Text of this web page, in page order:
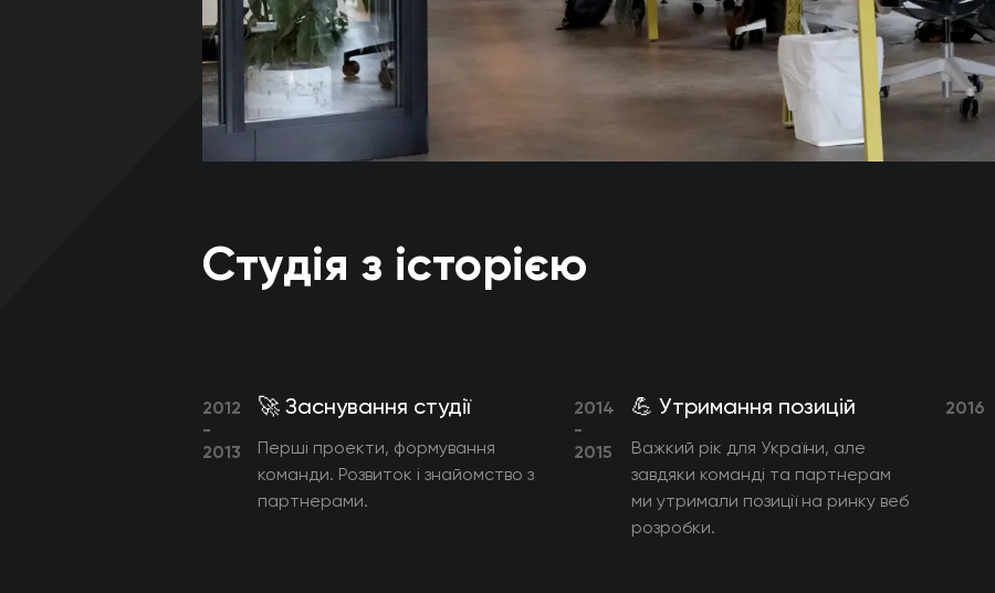
Студія з історією
2012
-
2013
🚀 Заснування студії
Перші проекти, формування
команди. Розвиток і знайомство з
партнерами.
2014
-
2015
💪 Утримання позицій
Важкий рік для України, але
завдяки команді та партнерам
ми утримали позиції на ринку веб
розробки.
2016